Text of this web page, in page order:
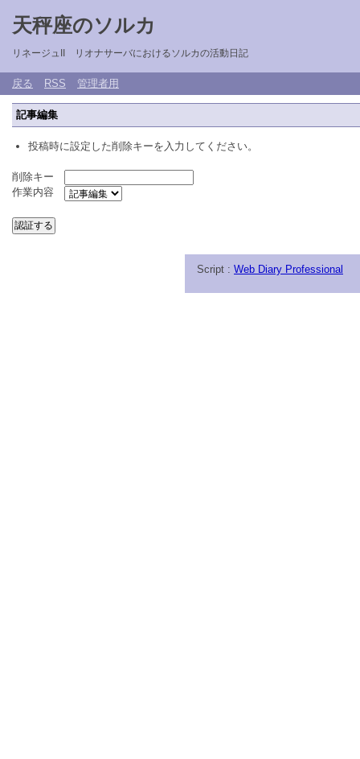
天秤座のソルカ
リネージュII リオナサーバにおけるソルカの活動日記
戻る RSS 管理者用
記事編集
投稿時に設定した削除キーを入力してください。
削除キー
作業内容
Script : Web Diary Professional